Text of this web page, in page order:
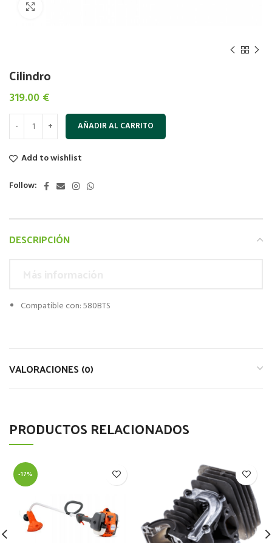
Cilindro
319.00 €
AÑADIR AL CARRITO
Add to wishlist
Follow:
DESCRIPCIÓN
Compatible con: 580BTS
VALORACIONES (0)
PRODUCTOS RELACIONADOS
-17%